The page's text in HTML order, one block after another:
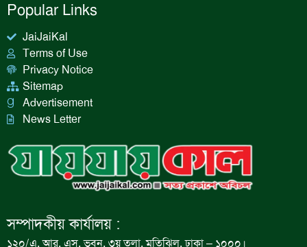
Popular Links
JaiJaiKal
Terms of Use
Privacy Notice
Sitemap
Advertisement
News Letter
সম্পাদকীয় কার্যালয় :
১২০/এ, আর. এস. ভবন, ৩য় তলা, মতিঝিল, ঢাকা – ১০০০।